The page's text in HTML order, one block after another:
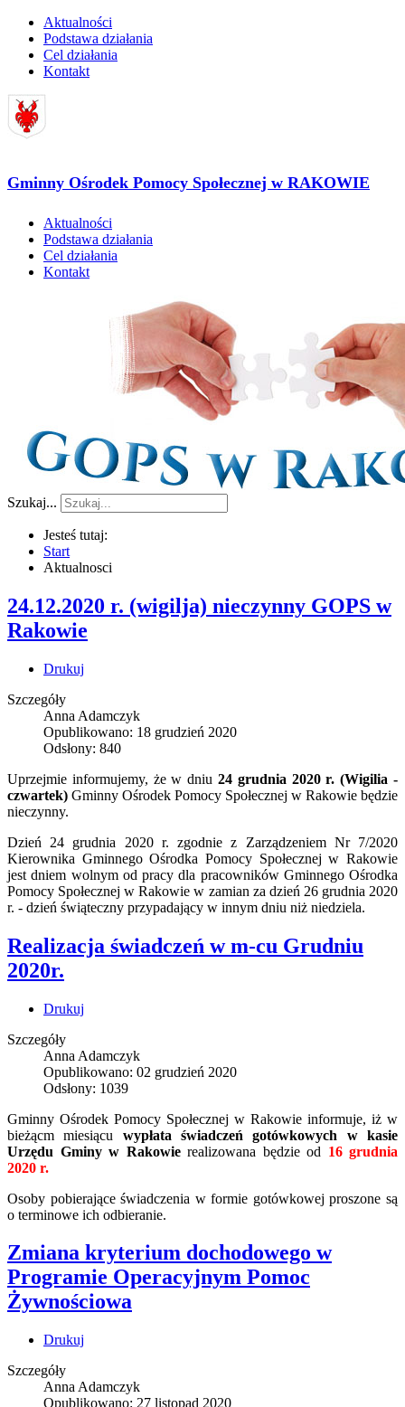
Aktualności
Podstawa działania
Cel działania
Kontakt
Gminny Ośrodek Pomocy Społecznej w RAKOWIE
Aktualności
Podstawa działania
Cel działania
Kontakt
Szukaj...
Jesteś tutaj:
Start
Aktualnosci
24.12.2020 r. (wigilja) nieczynny GOPS w
Rakowie
Drukuj
Szczegóły
Anna Adamczyk
Opublikowano: 18 grudzień 2020
Odsłony: 840
Uprzejmie informujemy, że w dniu 24 grudnia 2020 r. (Wigilia -
czwartek) Gminny Ośrodek Pomocy Społecznej w Rakowie będzie
nieczynny.
Dzień 24 grudnia 2020 r. zgodnie z Zarządzeniem Nr 7/2020
Kierownika Gminnego Ośrodka Pomocy Społecznej w Rakowie
jest dniem wolnym od pracy dla pracowników Gminnego Ośrodka
Pomocy Społecznej w Rakowie w zamian za dzień 26 grudnia 2020
r. - dzień świąteczny przypadający w innym dniu niż niedziela.
Realizacja świadczeń w m-cu Grudniu
2020r.
Drukuj
Szczegóły
Anna Adamczyk
Opublikowano: 02 grudzień 2020
Odsłony: 1039
Gminny Ośrodek Pomocy Społecznej w Rakowie informuje, iż w
bieżącm miesiącu wypłata
świadczeń gotówkowych w kasie
Urzędu Gminy w Rakowierealizowana będzie od 16 grudnia
2020 r.
Osoby pobierające świadczenia w formie gotówkowej proszone są
o terminowe ich odbieranie.
Zmiana kryterium dochodowego w
Programie Operacyjnym Pomoc
Żywnościowa
Drukuj
Szczegóły
Anna Adamczyk
Opublikowano: 27 listopad 2020